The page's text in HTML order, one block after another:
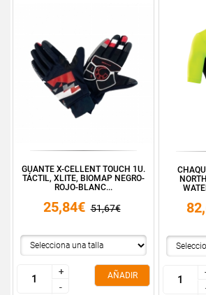
GUANTE X-CELLENT TOUCH 1U.
TÁCTIL, XLITE, BIOMAP NEGRO-
ROJO-BLANC...
25,84€ 51,67€
+
-
+
-
AÑADIR